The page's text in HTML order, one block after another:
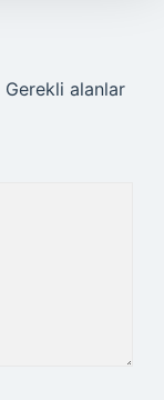
Gerekli alanlar